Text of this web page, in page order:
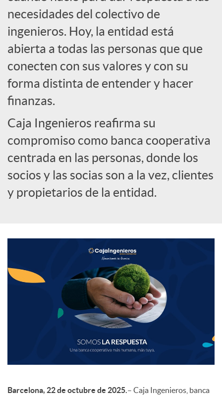
necesidades del colectivo de
ingenieros. Hoy, la entidad está
abierta a todas las personas que que
conecten con sus valores y con su
forma distinta de entender y hacer
finanzas.
Caja Ingenieros reafirma su
compromiso como banca cooperativa
centrada en las personas, donde los
socios y las socias son a la vez, clientes
y propietarios de la entidad.
Barcelona, 22 de octubre de 2025. – Caja Ingenieros, banca